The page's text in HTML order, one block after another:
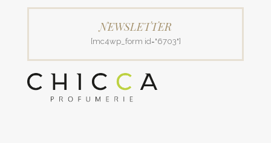
NEWSLETTER
[mc4wp_form id="6703"]